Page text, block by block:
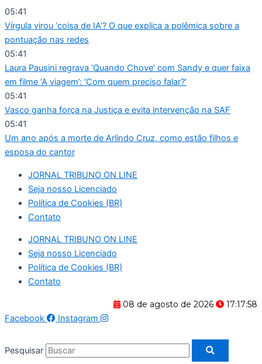
Ir
para
conteúdo
05:41
Vírgula virou ‘coisa de IA’? O que explica a polêmica sobre a
pontuação nas redes
05:41
Laura Pausini regrava ‘Quando Chove’ com Sandy e quer faixa
em filme ‘A viagem’: ‘Com quem preciso falar?’
05:41
Vasco ganha força na Justiça e evita intervenção na SAF
05:41
Um ano após a morte de Arlindo Cruz, como estão filhos e
esposa do cantor
JORNAL TRIBUNO ON LINE
Seja nosso Licenciado
Política de Cookies (BR)
Contato
JORNAL TRIBUNO ON LINE
Seja nosso Licenciado
Política de Cookies (BR)
Contato
08 de agosto de 2026
17:17:58
Facebook
Instagram
Pesquisar